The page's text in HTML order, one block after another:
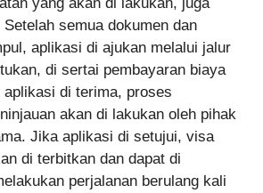
semua dokumen dan
aplikasi di ajukan melalui jalur
di sertai pembayaran biaya
di terima, proses
akan di lakukan oleh pihak
Jika aplikasi di setujui, visa
di terbitkan dan dapat di
perjalanan berulang kali